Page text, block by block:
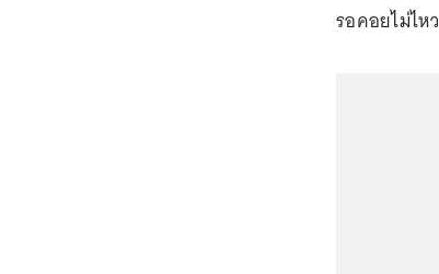
รอคอยไม่ไหว